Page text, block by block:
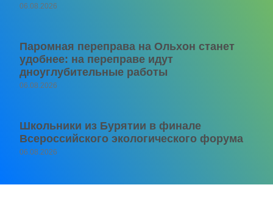
06.08.2026
Паромная переправа на Ольхон станет
удобнее: на переправе идут
дноуглубительные работы
06.08.2026
Школьники из Бурятии в финале
Всероссийского экологического форума
06.08.2026